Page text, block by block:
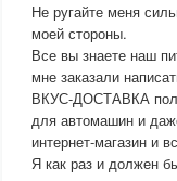
Не ругайте меня
моей стороны.
Все вы знаете наш
мне заказали
ВКУС-ДОСТАВКА
для автомашин и
интернет-магазин и
Я как раз и должен